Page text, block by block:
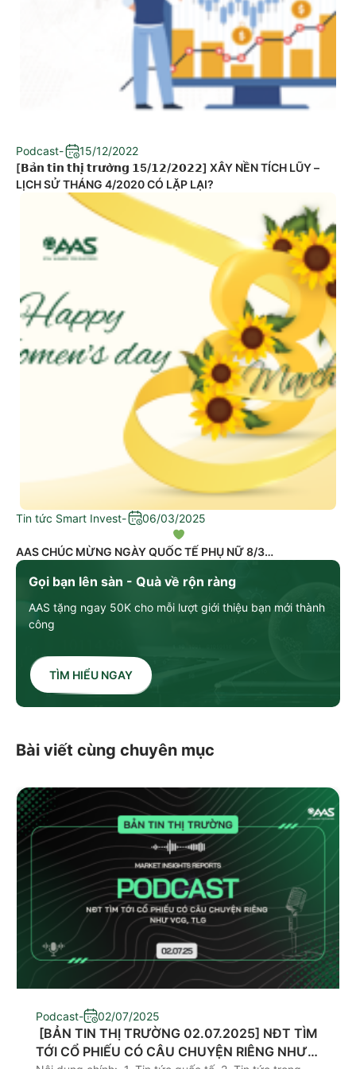
Gọi bạn lên sàn - Quà về rộn ràng
AAS tặng ngay 50K cho mỗi lượt giới thiệu bạn mới thành
công
TÌM HIỂU NGAY
Podcast-
15/12/2022
[𝗕𝗮̉𝗻 𝘁𝗶𝗻 𝘁𝗵𝗶̣ 𝘁𝗿𝘂̛𝗼̛̀𝗻𝗴 𝟭5/𝟭𝟮/𝟮𝟬𝟮𝟮] XÂY NỀN TÍCH LŨY –
LỊCH SỬ THÁNG 4/2020 CÓ LẶP LẠI?
Tin tức Smart Invest- 06/03/2025
AAS CHÚC MỪNG NGÀY QUỐC TẾ PHỤ NỮ 8/3
Bài viết cùng chuyên mục
Podcast- 02/07/2025
​ [BẢN TIN THỊ TRƯỜNG 02.07.2025] NĐT TÌM
TỚI CỔ PHIẾU CÓ CÂU CHUYỆN RIÊNG NHƯ